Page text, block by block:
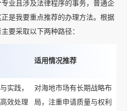
且涉及法律程序的事务，普通企
是我要重点推荐的办理方法。根据
要采取以下两种路径：
适用情况推荐
实践，
效处理
对海地市场有长期战略布
局，注重申请质量与权利